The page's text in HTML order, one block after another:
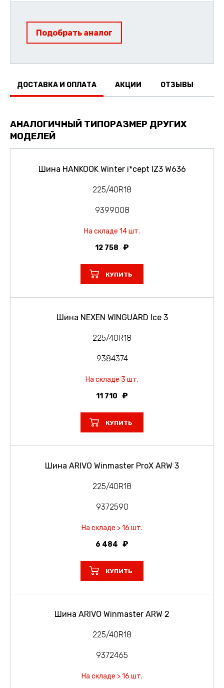
Подобрать аналог
ДОСТАВКА И ОПЛАТА АКЦИИ ОТЗЫВЫ
АНАЛОГИЧНЫЙ ТИПОРАЗМЕР ДРУГИХ
МОДЕЛЕЙ
Шина HANKOOK Winter i*cept IZ3 W636
225/40R18
9399008
На складе 14 шт.
12 758
КУПИТЬ
Шина NEXEN WINGUARD Ice 3
225/40R18
9384374
На складе 3 шт.
11 710
КУПИТЬ
Шина ARIVO Winmaster ProX ARW 3
225/40R18
9372590
На складе > 16 шт.
6 484
КУПИТЬ
Шина ARIVO Winmaster ARW 2
225/40R18
9372465
На складе > 16 шт.